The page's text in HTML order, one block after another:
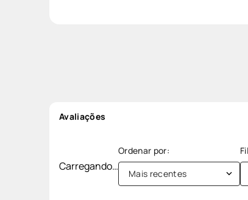
Avaliações
Carregando…
Mais recentes